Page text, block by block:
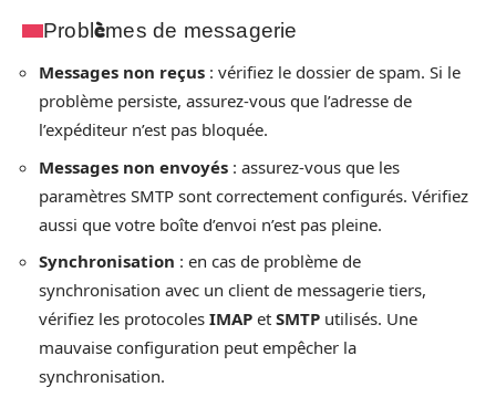
Problèmes de messagerie
Messages non reçus : vérifiez le dossier de spam. Si le
problème persiste, assurez-vous que l’adresse de
l’expéditeur n’est pas bloquée.
Messages non envoyés : assurez-vous que les
paramètres SMTP sont correctement configurés. Vérifiez
aussi que votre boîte d’envoi n’est pas pleine.
Synchronisation : en cas de problème de
synchronisation avec un client de messagerie tiers,
vérifiez les protocoles IMAP et SMTP utilisés. Une
mauvaise configuration peut empêcher la
synchronisation.